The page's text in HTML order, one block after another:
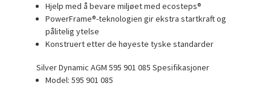
Hjelp med å bevare miljøet med ecosteps®
PowerFrame®-teknologien gir ekstra startkraft og
pålitelig ytelse
Konstruert etter de høyeste tyske standarder
Silver Dynamic AGM 595 901 085 Spesifikasjoner
Model: 595 901 085